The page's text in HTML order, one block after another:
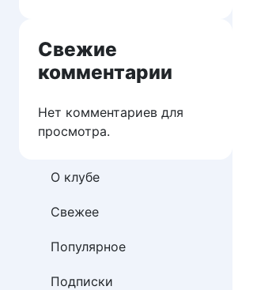
Свежие
комментарии
Нет комментариев для
просмотра.
О клубе
Свежее
Популярное
Подписки